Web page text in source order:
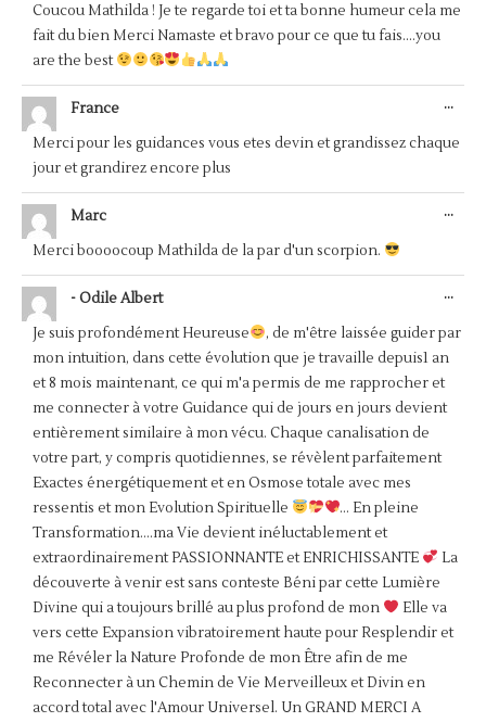
Coucou Mathilda ! Je te regarde toi et ta bonne humeur cela me
fait du bien Merci Namaste et bravo pour ce que tu fais....you
are the best
France
Merci pour les guidances vous etes devin et grandissez chaque
jour et grandirez encore plus
...
Marc
Merci boooocoup Mathilda de la par d'un scorpion.
...
- Odile Albert
Je suis profondément Heureuse
, de m'être laissée guider par
mon intuition, dans cette évolution que je travaille depuis1 an
et 8 mois maintenant, ce qui m'a permis de me rapprocher et
me connecter à votre Guidance qui de jours en jours devient
entièrement similaire à mon vécu. Chaque canalisation de
votre part, y compris quotidiennes, se révèlent parfaitement
Exactes énergétiquement et en Osmose totale avec mes
ressentis et mon Evolution Spirituelle
... En pleine
Transformation....ma Vie devient inéluctablement et
extraordinairement PASSIONNANTE et ENRICHISSANTE
La
découverte à venir est sans conteste Béni par cette Lumière
Divine qui a toujours brillé au plus profond de mon
Elle va
vers cette Expansion vibratoirement haute pour Resplendir et
me Révéler la Nature Profonde de mon Être afin de me
Reconnecter à un Chemin de Vie Merveilleux et Divin en
accord total avec l'Amour Universel. Un GRAND MERCI A
...